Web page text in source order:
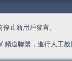
止新用戶發言。
頻道聯繫，進行人工